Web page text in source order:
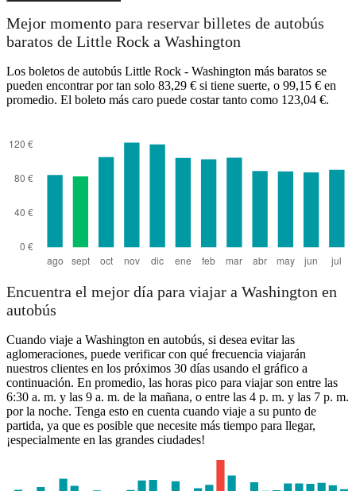
Little Rock, AR
Mejor momento para reservar billetes de autobús
baratos de Little Rock a Washington
Los boletos de autobús Little Rock - Washington más baratos se
pueden encontrar por tan solo 83,29 € si tiene suerte, o 99,15 € en
promedio. El boleto más caro puede costar tanto como 123,04 €.
Encuentra el mejor día para viajar a Washington en
autobús
Cuando viaje a Washington en autobús, si desea evitar las
aglomeraciones, puede verificar con qué frecuencia viajarán
nuestros clientes en los próximos 30 días usando el gráfico a
continuación. En promedio, las horas pico para viajar son entre las
6:30 a. m. y las 9 a. m. de la mañana, o entre las 4 p. m. y las 7 p. m.
por la noche. Tenga esto en cuenta cuando viaje a su punto de
partida, ya que es posible que necesite más tiempo para llegar,
¡especialmente en las grandes ciudades!